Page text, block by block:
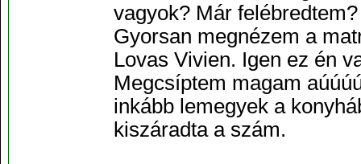
vagyok? Már
Gyorsan megnézem a
Lovas Vivien. Igen ez én
Megcsíptem magam
inkább lemegyek a
kiszáradta a szám.